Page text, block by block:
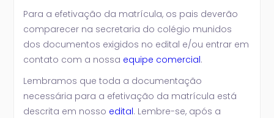
Para a efetivação da matrícula, os pais deverão
comparecer na secretaria do colégio munidos
dos documentos exigidos no edital e/ou entrar em
contato com a nossa equipe comercial.
Lembramos que toda a documentação
necessária para a efetivação da matrícula está
descrita em nosso edital. Lembre-se, após a